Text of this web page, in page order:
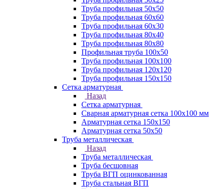
Труба профильная 50х50
Труба профильная 60x60
Труба профильная 60х30
Труба профильная 80х40
Труба профильная 80х80
Профильная труба 100х50
Труба профильная 100х100
Труба профильная 120х120
Труба профильная 150х150
Сетка арматурная
Назад
Сетка арматурная
Сварная арматурная сетка 100х100 мм
Арматурная сетка 150х150
Арматурная сетка 50х50
Труба металлическая
Назад
Труба металлическая
Труба бесшовная
Труба ВГП оцинкованная
Труба стальная ВГП